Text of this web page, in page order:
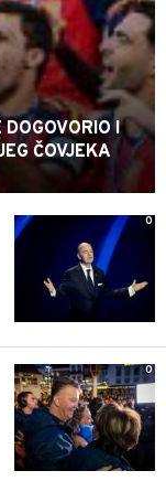
I
ČOVJEKA
0
0